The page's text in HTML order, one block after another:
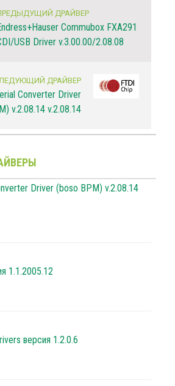
ДРАЙВЕР
Commubox FXA291
USB Driver v.3.00.00/2.08.08
ДРАЙВЕР
Converter Driver
v.2.08.14 v.2.08.14
Driver (boso BPM) v.2.08.14
1.1.2005.12
версия 1.2.0.6